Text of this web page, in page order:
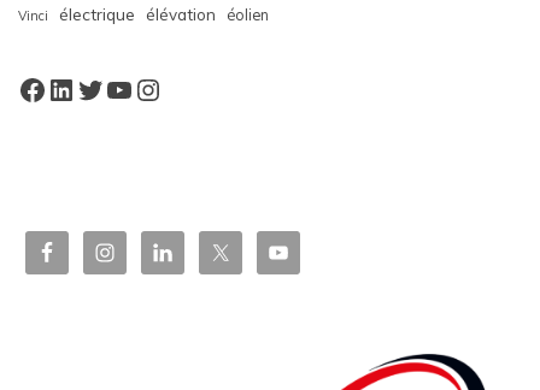
Vinci électrique élévation éolien
Facebook
LinkedIn
Twitter
YouTube
Instagram